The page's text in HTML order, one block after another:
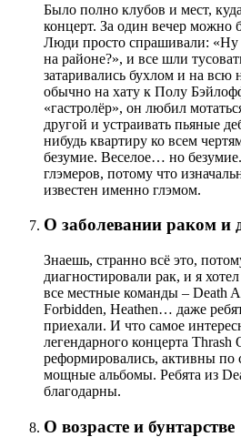
Было полно клубов и мест,
концерт. За один вечер можно
Люди просто спрашивали: «Ну
на районе?», и все шли
затаривались бухлом и на всю
обычно на хату к Полу
«гастролёр», он любил
другой и устраивать пьяные
нибудь квартиру ко всем
безумие. Веселое… но
глэмеров, потому что
известен именно глэмом.
О заболевании раком и
Знаешь, странно всё это,
диагностировали рак, и я
все местные команды – Death
Forbidden, Heathen… даже
приехали. И что самое
легендарного концерта Thrash
реформировались, активны по
мощные альбомы. Ребята из
благодарны.
О возрасте и бунтарстве